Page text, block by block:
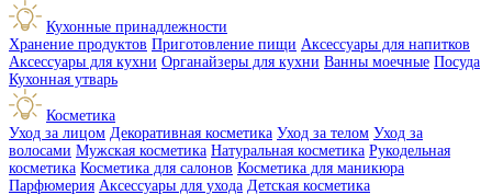
Кухонные принадлежности
Хранение продуктов Приготовление пищи Аксессуары для напитков
Аксессуары для кухни Органайзеры для кухни Ванны моечные Посуда
Кухонная утварь
Косметика
Уход за лицом Декоративная косметика Уход за телом Уход за
волосами Мужская косметика Натуральная косметика Рукодельная
косметика Косметика для салонов Косметика для маникюра
Парфюмерия Аксессуары для ухода Детская косметика